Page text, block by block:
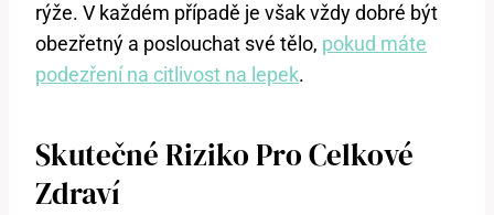
rýže. V každém případě je však vždy dobré být
obezřetný a poslouchat své tělo, pokud máte
podezření na citlivost na lepek.
Skutečné Riziko Pro Celkové
Zdraví